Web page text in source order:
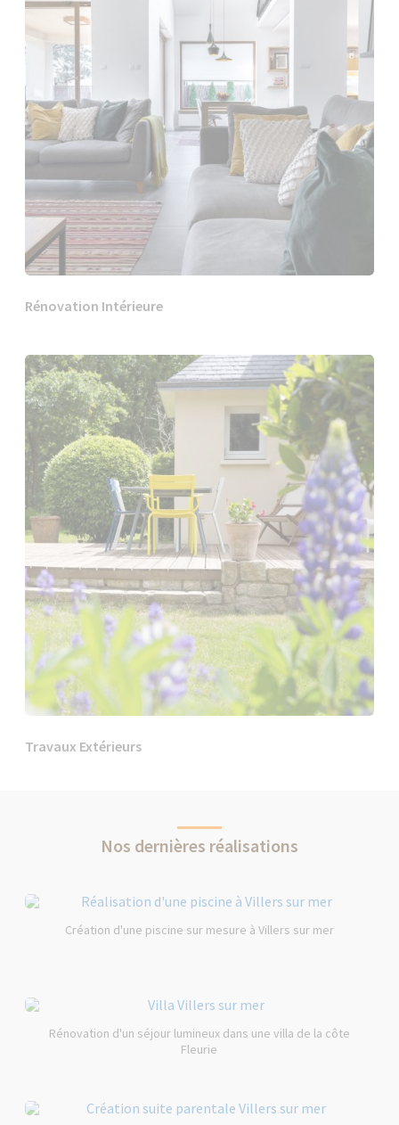
Rénovation Intérieure
Travaux Extérieurs
Nos dernières réalisations
Création d'une piscine sur mesure à Villers sur mer
Rénovation d'un séjour lumineux dans une villa de la côte
Fleurie